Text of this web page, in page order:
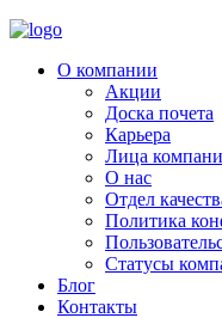
О компании
Акции
Доска почета
Карьера
Лица
О нас
Отдел
Политика
Статусы
Блог
Контакты